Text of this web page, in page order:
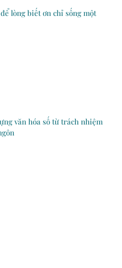
lòng biết ơn chỉ sống một
văn hóa số từ trách nhiệm